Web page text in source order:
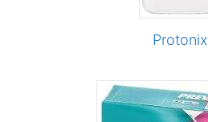
Protonix